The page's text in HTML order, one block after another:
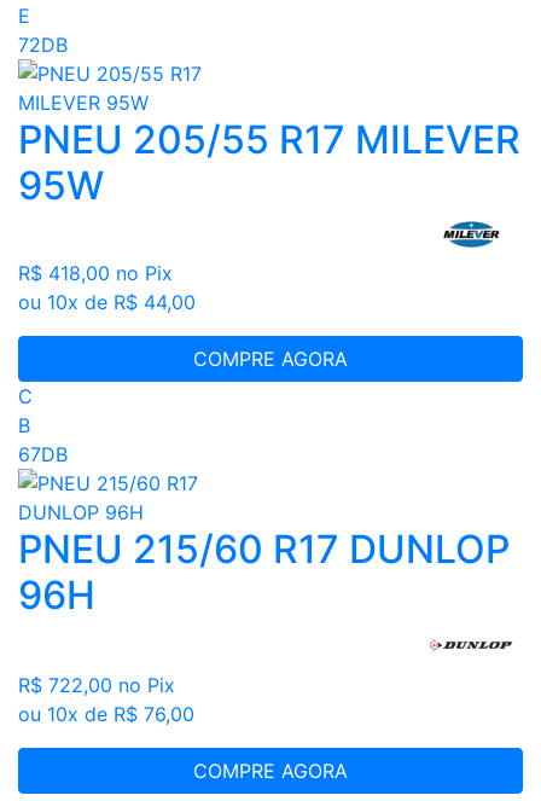
E
72DB
PNEU 205/55 R17 MILEVER
95W
R$ 418,00 no Pix
ou 10x de R$ 44,00
COMPRE AGORA
C
B
67DB
PNEU 215/60 R17 DUNLOP
96H
R$ 722,00 no Pix
ou 10x de R$ 76,00
COMPRE AGORA